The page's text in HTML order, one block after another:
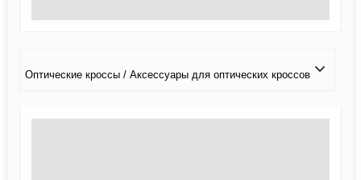
Оптические кроссы / Аксессуары для оптических кроссов